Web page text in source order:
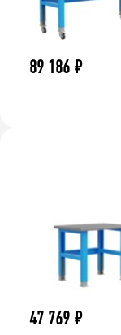
89 186 ₽
47 769 ₽